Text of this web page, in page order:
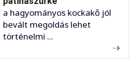
a hagyományos kockakő jól
bevált megoldás lehet
történelmi ...